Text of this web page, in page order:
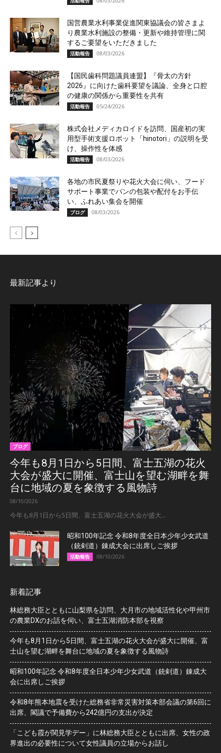
国営農業水利事業促進関東協議会の皆さまよ
り農業水利施設の整備・更新や維持管理に関
するご要望をいただきました
活動報告 08/03/2026
【国民歯科問題議員連盟】『骨太の方針
2026』に向けた歯科要望を議論、全身と口腔
の健康の関係から重要性を共有
活動報告 05/24/2026
株式会社メディカロイドを訪問、国産初の実
用型手術支援ロボット「hinotori」の説明を受
け、操作性を体感
活動報告 08/03/2026
各地の市民夏祭りや花火大会に伺い、フード
サポート事業でパンの包装や配付をお手伝
い、ふれあい集会を開催
ブログ 08/03/2026
最新記事より
ブログ
今年も8月1日から5日間、富士五湖の花火
大会が盛大に開催、富士山を望む湖畔を舞
台に地域の夏を象徴する風物詩
08/10/2026
今年も8月1日から5日間、富士五湖の花火大会が盛大...
昭和100年記念 令和8年度全日本少年少女武道
（銃剣道）錬成大会に出席しご挨拶
活動報告 08/10/2026
新着記事
林総務大臣とともに山梨県を訪問、大月市の地域活性化や甲州市
の農業DXのお話を伺い、富士五湖消防本部を視察
今年も8月1日から5日間、富士五湖の花火大会が盛大に開催、富
士山を望む湖畔を舞台に地域の夏を象徴する風物詩
昭和100年記念 令和8年度全日本少年少女武道（銃剣道）錬成大
会に出席しご挨拶
令和8年熊本地震を受けた総務省非常災害対策本部会議の第6回に
出席、閣議で予備費から242億円の支出が決定
「こども霞が関見学デー」に林総務大臣とともに出席、女性の政
界進出の必要性について女性議員の立場からお話し